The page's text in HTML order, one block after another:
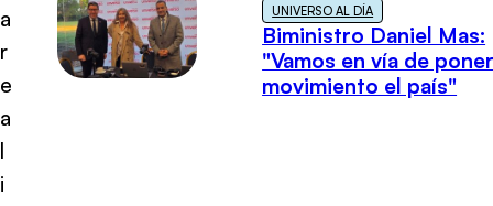
a
r
e
a
l
i
UNIVERSO AL DÍA
Biministro Daniel Mas:
"Vamos en vía de
movimiento el país"